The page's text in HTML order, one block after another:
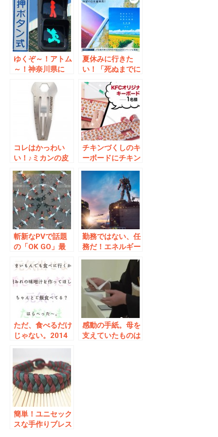
ゆくぞ～！アトム
～！神奈川県に
機｣が登場！
夏休みに行きた
い！「死ぬまでに
絶景【日本編】」
国内なら行けそう
な気がする！
コレはかっわい
い！♪ミカンの皮
チン留め
チキンづくしのキ
ーボードにチキン
ッキーのキャンペ
ーンが熱い
斬新なPVで話題
の「OK GO」最
デオにPerfume
が出演！
勤務ではない、任
務だ！エネルギー
ガンダム登場？！
ただ、食べるだけ
じゃない。2014
リエーティブコン
テスト」の入選作
品が素晴らしい
感動の手紙。母を
支えていたものは
簡単！ユニセック
スな手作りブレス